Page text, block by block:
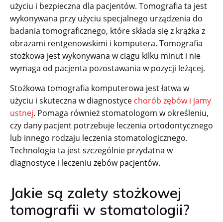
użyciu i bezpieczna dla pacjentów. Tomografia ta jest
wykonywana przy użyciu specjalnego urządzenia do
badania tomograficznego, które składa się z krążka z
obrazami rentgenowskimi i komputera. Tomografia
stożkowa jest wykonywana w ciągu kilku minut i nie
wymaga od pacjenta pozostawania w pozycji leżącej.
Stożkowa tomografia komputerowa jest łatwa w
użyciu i skuteczna w diagnostyce chorób zębów i jamy
ustnej. Pomaga również stomatologom w określeniu,
czy dany pacjent potrzebuje leczenia ortodontycznego
lub innego rodzaju leczenia stomatologicznego.
Technologia ta jest szczególnie przydatna w
diagnostyce i leczeniu zębów pacjentów.
Jakie są zalety stożkowej
tomografii w stomatologii?